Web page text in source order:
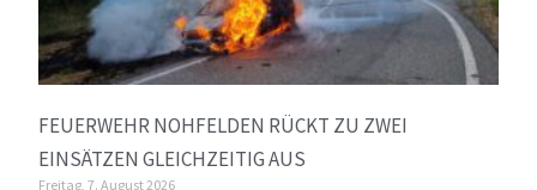
FEUERWEHR NOHFELDEN RÜCKT ZU ZWEI
EINSÄTZEN GLEICHZEITIG AUS
Freitag, 7. August 2026